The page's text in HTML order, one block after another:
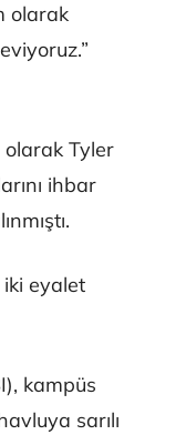
olarak
olarak Tyler
ihbar
eyalet
kampüs
sarılı